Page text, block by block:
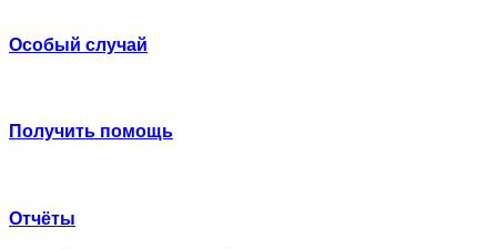
Особый случай
Получить помощь
Отчёты